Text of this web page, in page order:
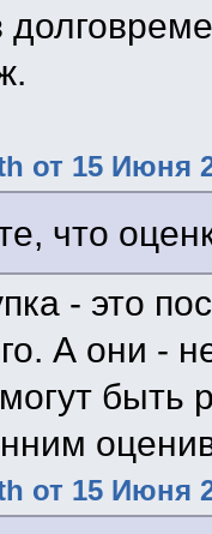
от 15 Июня
что
- это
А они -
от 15 Июня